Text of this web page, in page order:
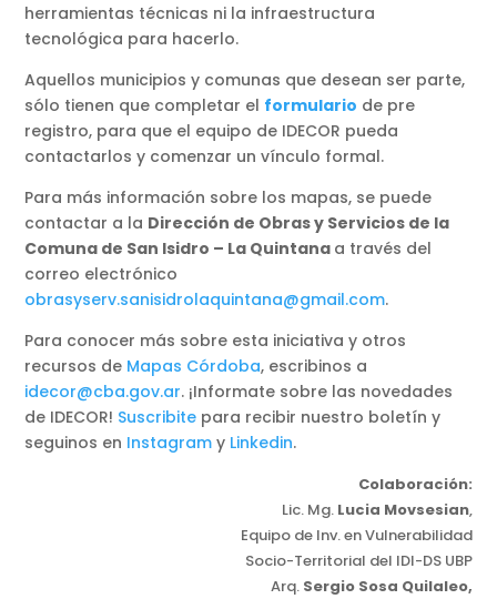
herramientas técnicas ni la infraestructura
tecnológica para hacerlo.
Aquellos municipios y comunas que desean ser parte,
sólo tienen que completar el formulario de pre
registro, para que el equipo de IDECOR pueda
contactarlos y comenzar un vínculo formal.
Para más información sobre los mapas, se puede
contactar a la Dirección de Obras y Servicios de la
Comuna de San Isidro – La Quintana a través del
correo electrónico
obrasyserv.sanisidrolaquintana@gmail.com.
Para conocer más sobre esta iniciativa y otros
recursos de Mapas Córdoba, escribinos a
idecor@cba.gov.ar. ¡Informate sobre las novedades
de IDECOR! Suscribite para recibir nuestro boletín y
seguinos en Instagram y Linkedin.
Colaboración:
Lic. Mg. Lucia Movsesian,
Equipo de Inv. en Vulnerabilidad
Socio-Territorial del IDI-DS UBP
Arq. Sergio Sosa Quilaleo,